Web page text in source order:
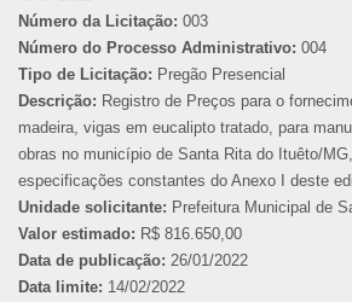
Número da Licitação: 003
Número do Processo Administrativo: 004
Tipo de Licitação: Pregão Presencial
Descrição: Registro de Preços para o
madeira, vigas em eucalipto tratado, para
obras no município de Santa Rita do Ituêto/
especificações constantes do Anexo I deste
Unidade solicitante: Prefeitura Municipal de
Valor estimado: R$ 816.650,00
Data de publicação: 26/01/2022
Data limite: 14/02/2022